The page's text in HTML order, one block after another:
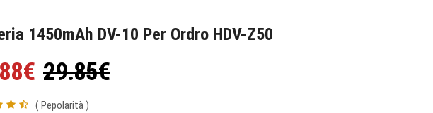
1450mAh DV-10 Per Ordro HDV-Z50
29.85€
( Pepolarità )